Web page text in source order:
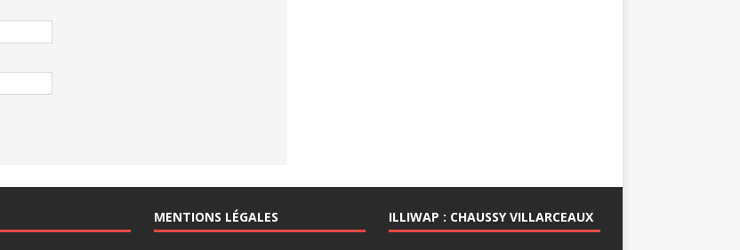
MENTIONS LÉGALES ILLIWAP : CHAUSSY VILLARCEAUX